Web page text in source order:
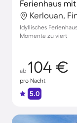
Kerlouan,
Idyllisches
Momente zu viert
ab 104 €
pro Nacht
5.0